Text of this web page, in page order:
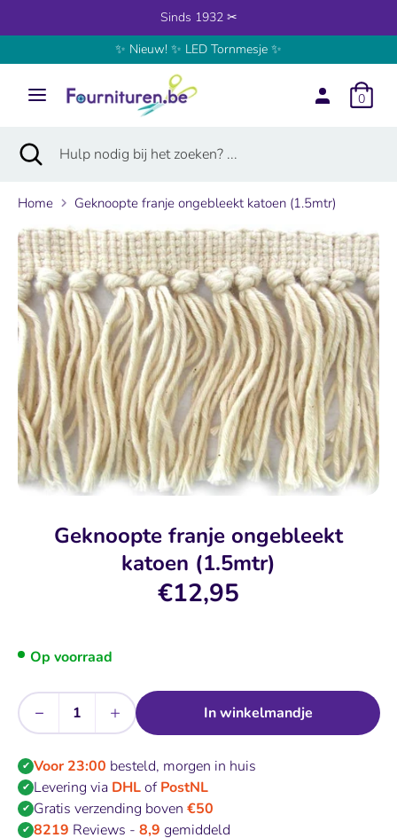
naar
Sinds 1932 ✂
✨ Nieuw! ✨ LED Tornmesje ✨
0
nodig
zoeken?
Zoeken Hulp
het
zoeken?
...
Zoekopdracht
sluiten
Home Geknoopte franje ongebleekt katoen (1.5mtr)
Geknoopte franje ongebleekt
katoen (1.5mtr)
€12,95
Op voorraad
Aantal
− + In winkelmandje
✔ Voor 23:00 besteld, morgen in huis
✔ Levering via DHLofPostNL
✔ Gratis verzending boven €50
✔ 8219 Reviews - 8,9 gemiddeld